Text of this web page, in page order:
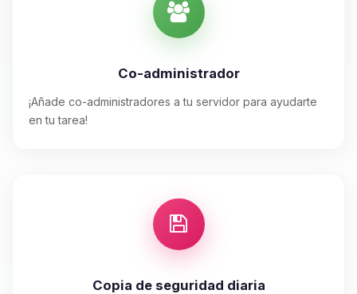
Co-administrador
¡Añade co-administradores a tu servidor para ayudarte
en tu tarea!
Copia de seguridad diaria